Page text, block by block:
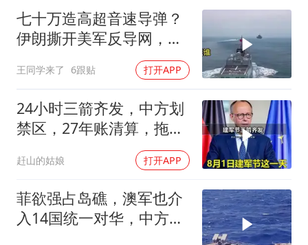
七十万造高超音速导弹？
伊朗撕开美军反导网，炸
王同学来了 6跟贴 打开APP
24小时三箭齐发，中方划
禁区，27年账清算，拖船
赶山的姑娘 打开APP
菲欲强占岛礁，澳军也介
入14国统一对华，中方称